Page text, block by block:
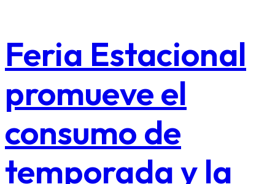
Feria Estacional
promueve el
consumo de
temporada y la